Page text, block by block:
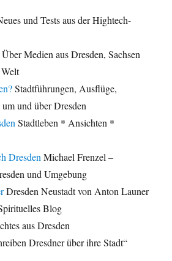
und Tests aus der Hightech-
Über Medien aus Dresden, Sachsen
Stadtführungen, Ausflüge,
und über Dresden
Stadtleben * Ansichten *
DresdenMichael Frenzel –
und Umgebung
Dresden Neustadt von Anton Launer
Blog
aus Dresden
Dresdner über ihre Stadt“